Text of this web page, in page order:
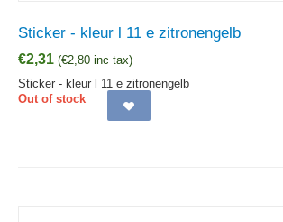
Sticker - kleur l 11 e zitronengelb
€2,31 (€2,80 inc tax)
Sticker - kleur l 11 e zitronengelb
Out of stock